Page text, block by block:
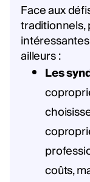
Face aux
traditionnels,
ailleurs :
Les
coûts,